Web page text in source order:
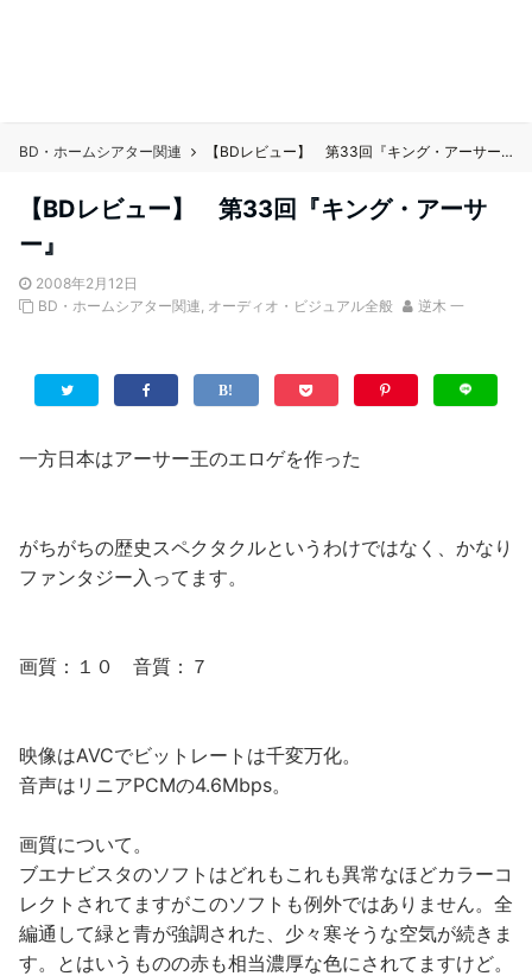
BD・ホームシアター関連 【BDレビュー】 第33回『キング・アーサー』
【BDレビュー】 第33回『キング・アーサ
ー』
2008年2月12日
BD・ホームシアター関連, オーディオ・ビジュアル全般 逆木 一
一方日本はアーサー王のエロゲを作った
がちがちの歴史スペクタクルというわけではなく、かなり
ファンタジー入ってます。
画質：１０ 音質：７
映像はAVCでビットレートは千変万化。
音声はリニアPCMの4.6Mbps。
画質について。
ブエナビスタのソフトはどれもこれも異常なほどカラーコ
レクトされてますがこのソフトも例外ではありません。全
編通して緑と青が強調された、少々寒そうな空気が続きま
す。とはいうものの赤も相当濃厚な色にされてますけど。